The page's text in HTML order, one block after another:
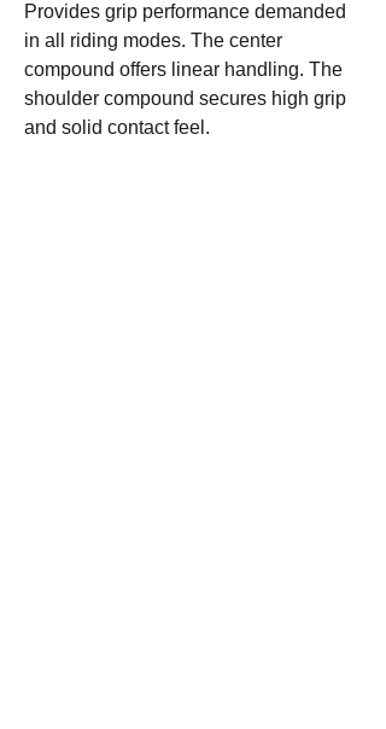
Provides grip performance demanded
in all riding modes. The center
compound offers linear handling. The
shoulder compound secures high grip
and solid contact feel.